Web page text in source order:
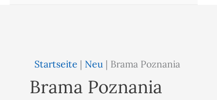
Startseite | Neu | Brama Poznania
Brama Poznania